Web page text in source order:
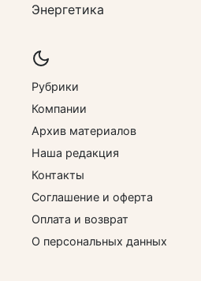
Энергетика
Рубрики
Компании
Архив материалов
Наша редакция
Контакты
Соглашение и оферта
Оплата и возврат
О персональных данных